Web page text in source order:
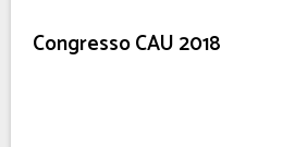
Congresso CAU 2018